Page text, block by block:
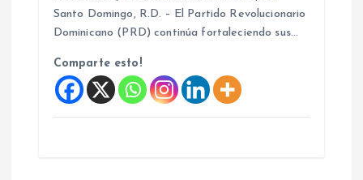
Santo Domingo, R.D. – El Partido Revolucionario
Dominicano (PRD) continúa fortaleciendo sus…
Comparte esto!